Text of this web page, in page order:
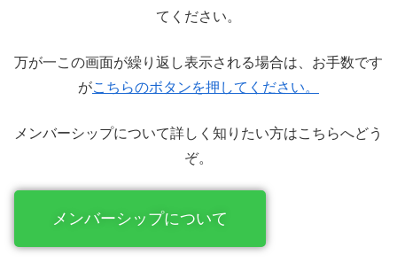
てください。
万が一この画面が繰り返し表示される場合は、お手数です
がこちらのボタンを押してください。
メンバーシップについて詳しく知りたい方はこちらへどう
ぞ。
メンバーシップについて